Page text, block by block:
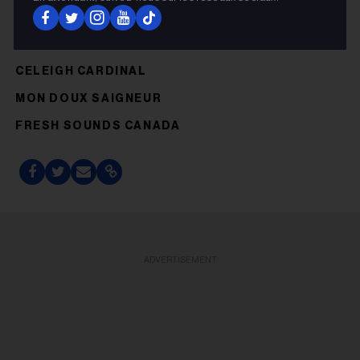
CLAUDIA BOUVETTE
CELEIGH CARDINAL
MON DOUX SAIGNEUR
FRESH SOUNDS CANADA